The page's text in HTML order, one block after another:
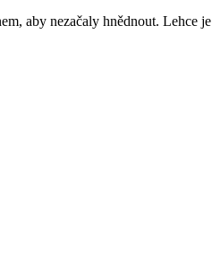
aby nezačaly hnědnout. Lehce je